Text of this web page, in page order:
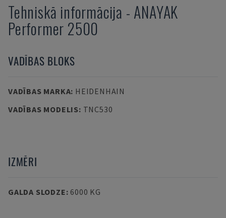
Tehniskā informācija - ANAYAK
Performer 2500
VADĪBAS BLOKS
VADĪBAS MARKA: HEIDENHAIN
VADĪBAS MODELIS: TNC530
IZMĒRI
GALDA SLODZE: 6000 KG